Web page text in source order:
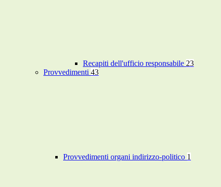
Recapiti dell'ufficio responsabile 23
Provvedimenti 43
Provvedimenti organi indirizzo-politico 1